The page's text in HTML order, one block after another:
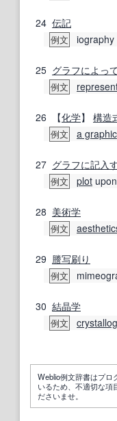
24 伝記
例文 iography
25 グラフによっ
例文
26 【化学】 構造
例文 a graphic
27 グラフに記入
例文 plot
28 美術学
例文
29 謄写刷り
例文
30 結晶学
例文
Weblio例文辞書はプロ
いるため、不適切な項
ださいませ。